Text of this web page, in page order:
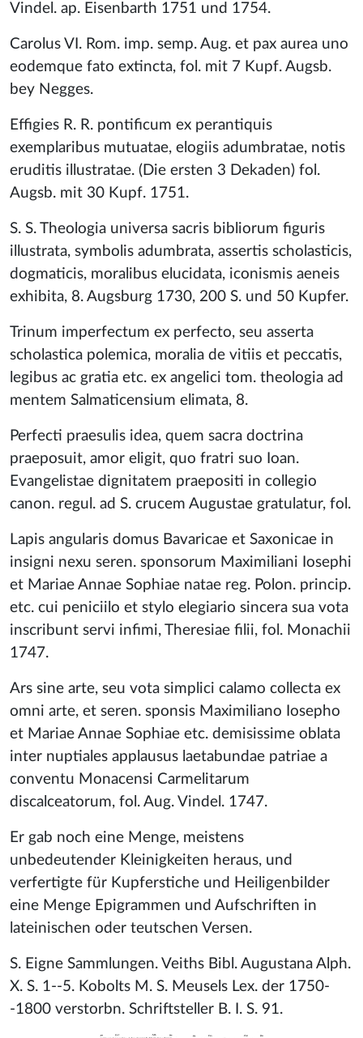
Vindel. ap. Eisenbarth 1751 und 1754.
Carolus VI. Rom. imp. semp. Aug. et pax aurea uno
eodemque fato extincta, fol. mit 7 Kupf. Augsb.
bey Negges.
Effigies R. R. pontificum ex perantiquis
exemplaribus mutuatae, elogiis adumbratae, notis
eruditis illustratae. (Die ersten 3 Dekaden) fol.
Augsb. mit 30 Kupf. 1751.
S. S. Theologia universa sacris bibliorum figuris
illustrata, symbolis adumbrata, assertis scholasticis,
dogmaticis, moralibus elucidata, iconismis aeneis
exhibita, 8. Augsburg 1730, 200 S. und 50 Kupfer.
Trinum imperfectum ex perfecto, seu asserta
scholastica polemica, moralia de vitiis et peccatis,
legibus ac gratia etc. ex angelici tom. theologia ad
mentem Salmaticensium elimata, 8.
Perfecti praesulis idea, quem sacra doctrina
praeposuit, amor eligit, quo fratri suo Ioan.
Evangelistae dignitatem praepositi in collegio
canon. regul. ad S. crucem Augustae gratulatur, fol.
Lapis angularis domus Bavaricae et Saxonicae in
insigni nexu seren. sponsorum Maximiliani Iosephi
et Mariae Annae Sophiae natae reg. Polon. princip.
etc. cui peniciilo et stylo elegiario sincera sua vota
inscribunt servi infimi, Theresiae filii, fol. Monachii
1747.
Ars sine arte, seu vota simplici calamo collecta ex
omni arte, et seren. sponsis Maximiliano Iosepho
et Mariae Annae Sophiae etc. demisissime oblata
inter nuptiales applausus laetabundae patriae a
conventu Monacensi Carmelitarum
discalceatorum, fol. Aug. Vindel. 1747.
Er gab noch eine Menge, meistens
unbedeutender Kleinigkeiten heraus, und
verfertigte für Kupferstiche und Heiligenbilder
eine Menge Epigrammen und Aufschriften in
lateinischen oder teutschen Versen.
S. Eigne Sammlungen. Veiths Bibl. Augustana Alph.
X. S. 1--5. Kobolts M. S. Meusels Lex. der 1750-
-1800 verstorbn. Schriftsteller B. I. S. 91.